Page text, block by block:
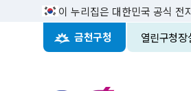
이 누리집은 대한민국 공식 전
금천구청 열린구청장